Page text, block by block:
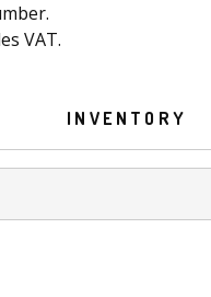
VAT.
INVENTORY